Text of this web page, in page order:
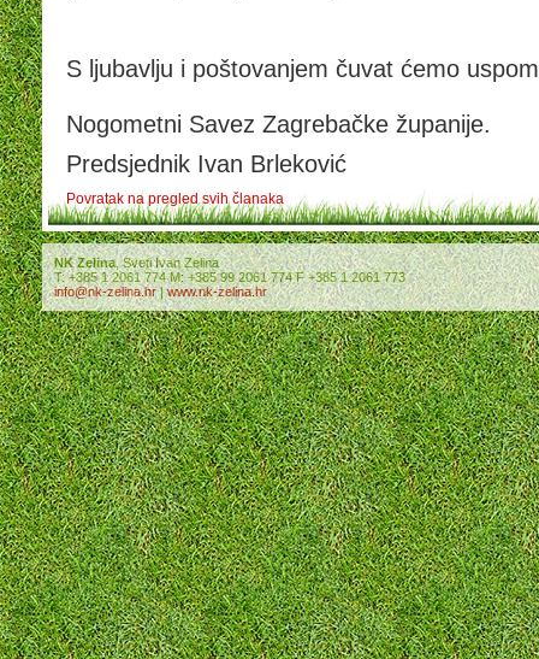
S ljubavlju i poštovanjem čuvat ćemo
Nogometni Savez Zagrebačke županije.
Predsjednik Ivan Brleković
Povratak na pregled svih članaka
NK Zelina, Sveti Ivan Zelina
T: +385 1 2061 774 M: +385 99 2061 774 F +385 1 2061 773
info@nk-zelina.hr|www.nk-zelina.hr